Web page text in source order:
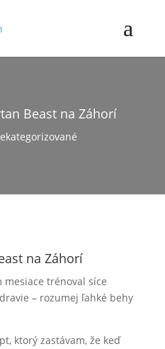
Beast na Záhorí
na Záhorí
trénoval síce
– rozumej ľahké behy
ktorý zastávam, že keď